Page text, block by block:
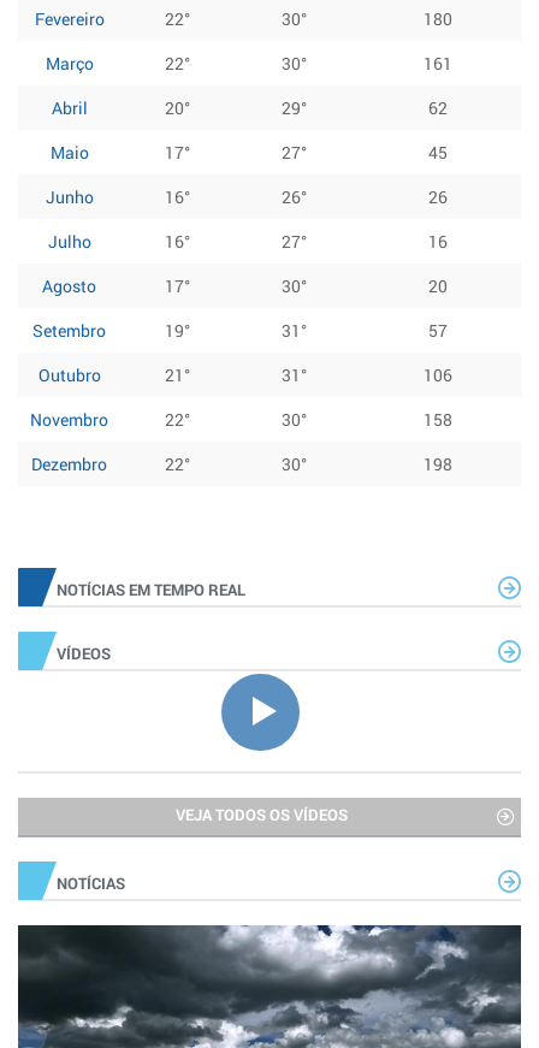
Fevereiro
22° 30°
180
Março
22° 30°
161
Abril
20° 29°
62
Maio
17° 27°
45
Junho
16° 26°
26
Julho
16° 27°
16
Agosto
17° 30°
20
Setembro
19° 31°
57
Outubro
21° 31°
106
Novembro
22° 30°
158
Dezembro
22° 30° 198
NOTÍCIAS EM TEMPO REAL
VÍDEOS
VEJA TODOS OS VÍDEOS
NOTÍCIAS